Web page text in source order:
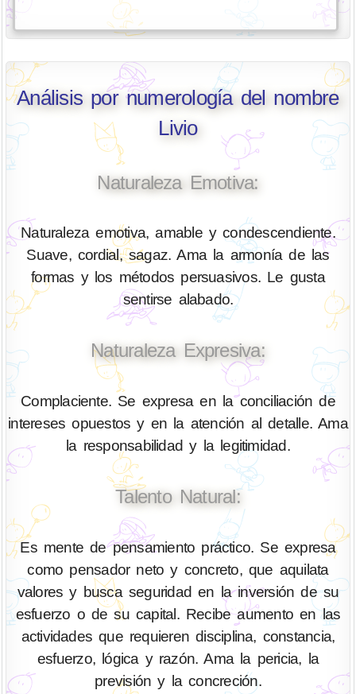
Análisis por numerología del nombre
Livio
Naturaleza Emotiva:
Naturaleza emotiva, amable y condescendiente.
Suave, cordial, sagaz. Ama la armonía de las
formas y los métodos persuasivos. Le gusta
sentirse alabado.
Naturaleza Expresiva:
Complaciente. Se expresa en la conciliación de
intereses opuestos y en la atención al detalle. Ama
la responsabilidad y la legitimidad.
Talento Natural:
Es mente de pensamiento práctico. Se expresa
como pensador neto y concreto, que aquilata
valores y busca seguridad en la inversión de su
esfuerzo o de su capital. Recibe aumento en las
actividades que requieren disciplina, constancia,
esfuerzo, lógica y razón. Ama la pericia, la
previsión y la concreción.